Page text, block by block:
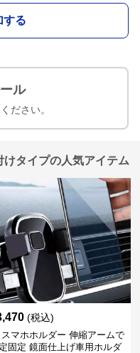
する
ル
ださい。
タイプの人気アイテム
(税込)
マホホルダー 伸縮アームで
固定 鏡面仕上げ車用ホルダ